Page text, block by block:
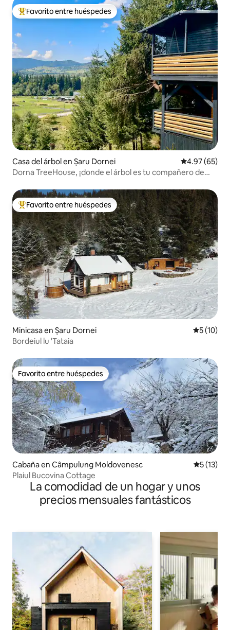
Favorito entre huéspedes preferido
Favorito entre huéspedes
Casa del árbol en Șaru Dornei Calificación
4.97 (65)
Dorna TreeHouse, ¡donde el árbol es tu compañero de
Favorito entre huéspedes preferido
Favorito entre huéspedes
Minicasa en Șaru Dornei
5 (10)
Bordeiul lu 'Tataia
Favorito entre huéspedes
Favorito entre huéspedes
Cabaña en Câmpulung Moldovenesc
5 (13)
Plaiul Bucovina Cottage
La comodidad de un hogar y unos
precios mensuales fantásticos